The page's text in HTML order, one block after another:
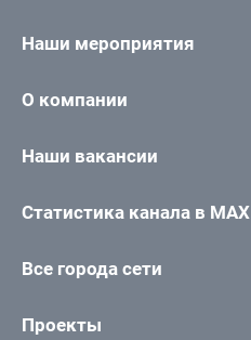
Наши мероприятия
О компании
Наши вакансии
Статистика канала в MAX
Все города сети
Проекты